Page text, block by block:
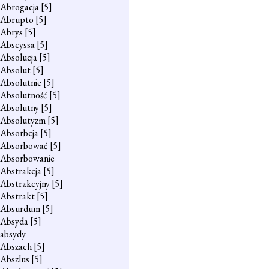
Abrogacja[5]
Abrupto [5]
Abrys [5]
Abscyssa[5]
Absolucja[5]
Absolut[5]
Absolutnie [5]
Absolutność [5]
Absolutny[5]
Absolutyzm[5]
Absorbcja[5]
Absorbować [5]
Absorbowanie
Abstrakcja[5]
Abstrakcyjny[5]
Abstrakt[5]
Absurdum[5]
Absyda[5]
absydy
Abszach[5]
Abszlus [5]